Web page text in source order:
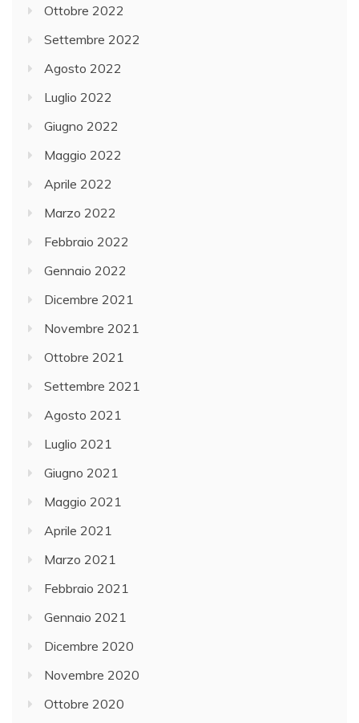
Ottobre 2022
Settembre 2022
Agosto 2022
Luglio 2022
Giugno 2022
Maggio 2022
Aprile 2022
Marzo 2022
Febbraio 2022
Gennaio 2022
Dicembre 2021
Novembre 2021
Ottobre 2021
Settembre 2021
Agosto 2021
Luglio 2021
Giugno 2021
Maggio 2021
Aprile 2021
Marzo 2021
Febbraio 2021
Gennaio 2021
Dicembre 2020
Novembre 2020
Ottobre 2020